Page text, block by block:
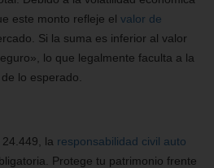
este monto refleje el valor de
Si la suma es inferior al valor
lo que legalmente faculta a la
lo esperado.
la responsabilidad civil auto
Protege tu patrimonio frente